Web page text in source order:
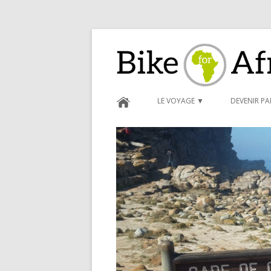
Bike for Africa
LE VOYAGE ▼
BLOG ►
DEVENIR
CARNET